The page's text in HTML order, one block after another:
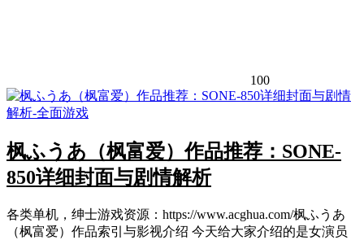
100
枫ふうあ（枫富爱）作品推荐：SONE-
850详细封面与剧情解析
各类单机，绅士游戏资源：https://www.acghua.com/枫ふうあ
（枫富爱）作品索引与影视介绍 今天给大家介绍的是女演员